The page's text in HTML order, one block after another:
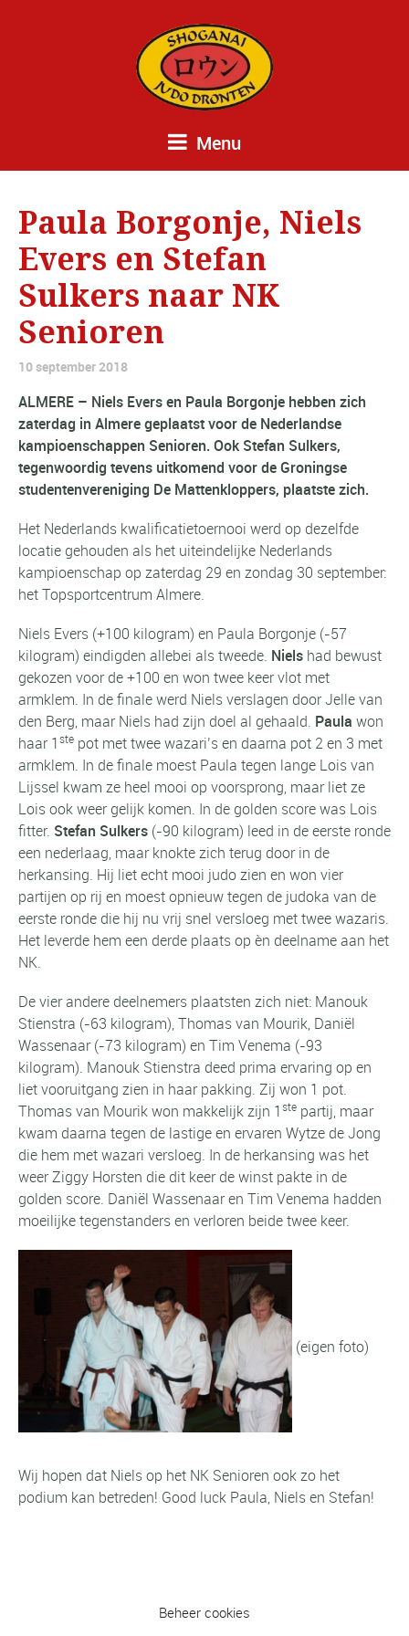
Beheer cookies
Menu
Paula Borgonje, Niels
Evers en Stefan
Sulkers naar NK
Senioren
10 september 2018
ALMERE – Niels Evers en Paula Borgonje hebben zich
zaterdag in Almere geplaatst voor de Nederlandse
kampioenschappen Senioren. Ook Stefan Sulkers,
tegenwoordig tevens uitkomend voor de Groningse
studentenvereniging De Mattenkloppers, plaatste zich.
Het Nederlands kwalificatietoernooi werd op dezelfde
locatie gehouden als het uiteindelijke Nederlands
kampioenschap op zaterdag 29 en zondag 30 september:
het Topsportcentrum Almere.
Niels Evers (+100 kilogram) en Paula Borgonje (-57
kilogram) eindigden allebei als tweede. Niels had bewust
gekozen voor de +100 en won twee keer vlot met
armklem. In de finale werd Niels verslagen door Jelle van
den Berg, maar Niels had zijn doel al gehaald. Paula won
haar 1ste pot met twee wazari’s en daarna pot 2 en 3 met
armklem. In de finale moest Paula tegen lange Lois van
Lijssel kwam ze heel mooi op voorsprong, maar liet ze
Lois ook weer gelijk komen. In de golden score was Lois
fitter. Stefan Sulkers (-90 kilogram) leed in de eerste ronde
een nederlaag, maar knokte zich terug door in de
herkansing. Hij liet echt mooi judo zien en won vier
partijen op rij en moest opnieuw tegen de judoka van de
eerste ronde die hij nu vrij snel versloeg met twee wazaris.
Het leverde hem een derde plaats op èn deelname aan het
NK.
De vier andere deelnemers plaatsten zich niet: Manouk
Stienstra (-63 kilogram), Thomas van Mourik, Daniël
Wassenaar (-73 kilogram) en Tim Venema (-93
kilogram). Manouk Stienstra deed prima ervaring op en
liet vooruitgang zien in haar pakking. Zij won 1 pot.
Thomas van Mourik won makkelijk zijn 1ste partij, maar
kwam daarna tegen de lastige en ervaren Wytze de Jong
die hem met wazari versloeg. In de herkansing was het
weer Ziggy Horsten die dit keer de winst pakte in de
golden score. Daniël Wassenaar en Tim Venema hadden
moeilijke tegenstanders en verloren beide twee keer.
(eigen foto)
Wij hopen dat Niels op het NK Senioren ook zo het
podium kan betreden! Good luck Paula, Niels en Stefan!